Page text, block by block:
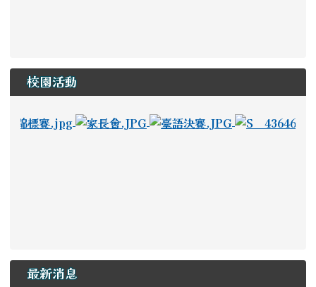
校園活動
photo-390 photo-
最新消息